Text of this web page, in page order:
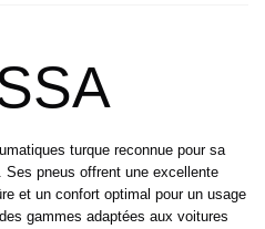
turque reconnue pour sa
pneus offrent une excellente
et un confort optimal pour un usage
gammes adaptées aux voitures